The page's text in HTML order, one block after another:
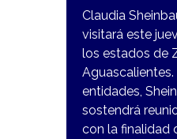
Claudia
visitará este
los estados de
Aguascalientes.
entidades,
sostendrá
con la finalidad